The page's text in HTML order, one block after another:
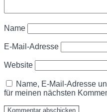
Name
E-Mail-Adresse
Website
Name, E-Mail-Adresse
für meinen nächsten